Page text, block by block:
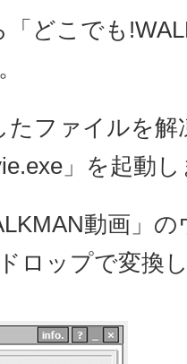
どこでも
たファイルを解
」を起動
動画」
ロップで変換